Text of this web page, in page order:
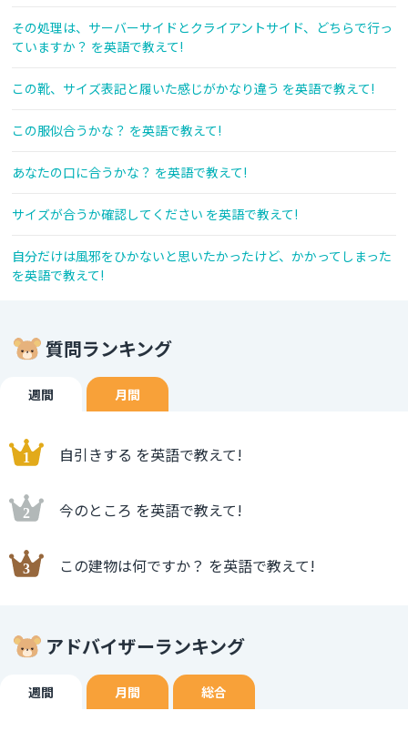
その処理は、サーバーサイドとクライアントサイド、どちらで行っ
ていますか？ を英語で教えて!
この靴、サイズ表記と履いた感じがかなり違う を英語で教えて!
この服似合うかな？ を英語で教えて!
あなたの口に合うかな？ を英語で教えて!
サイズが合うか確認してください を英語で教えて!
自分だけは風邪をひかないと思いたかったけど、かかってしまった
を英語で教えて!
質問ランキング
週間 月間
自引きする を英語で教えて!
今のところ を英語で教えて!
この建物は何ですか？ を英語で教えて!
アドバイザーランキング
週間 月間 総合